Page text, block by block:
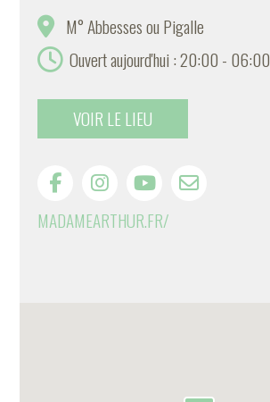
M° Abbesses ou Pigalle
Ouvert aujourd'hui : 20:00 - 06:00
VOIR LE LIEU
MADAMEARTHUR.FR/